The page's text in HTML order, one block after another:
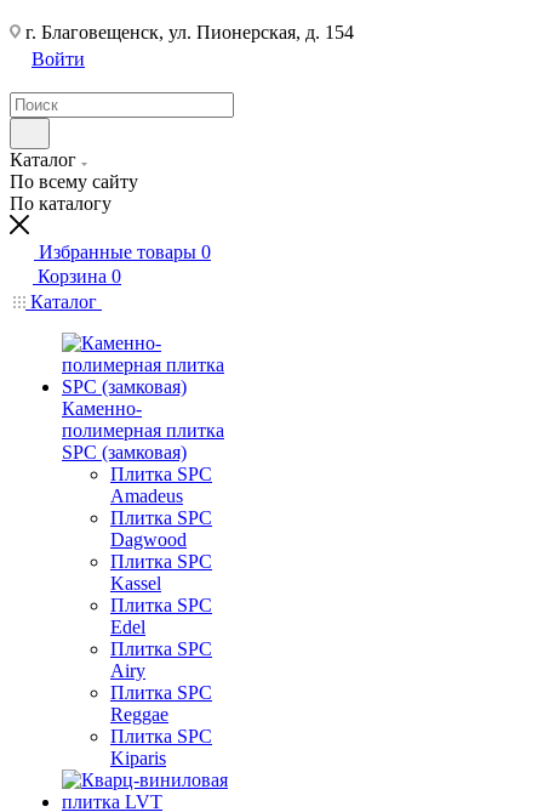
г. Благовещенск, ул. Пионерская, д. 154
Войти
Каталог
По всему сайту
По каталогу
Избранные товары 0
Корзина 0
Каталог
Каменно-
полимерная плитка
SPC (замковая)
Плитка SPC
Amadeus
Плитка SPC
Dagwood
Плитка SPC
Kassel
Плитка SPC
Edel
Плитка SPC
Airy
Плитка SPC
Reggae
Плитка SPC
Kiparis